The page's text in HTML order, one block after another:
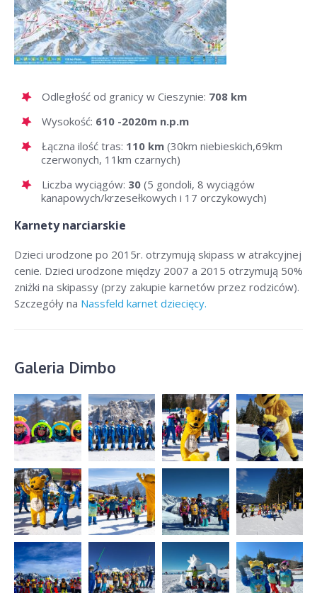
Odległość od granicy w Cieszynie: 708 km
Wysokość: 610 -2020m n.p.m
Łączna ilość tras: 110 km (30km niebieskich,69km
czerwonych, 11km czarnych)
Liczba wyciągów: 30 (5 gondoli, 8 wyciągów
kanapowych/krzesełkowych i 17 orczykowych)
Karnety narciarskie
Dzieci urodzone po 2015r. otrzymują skipass w atrakcyjnej
cenie. Dzieci urodzone między 2007 a 2015 otrzymują 50%
zniżki na skipassy (przy zakupie karnetów przez rodziców).
Szczegóły na Nassfeld karnet dziecięcy.
Galeria Dimbo